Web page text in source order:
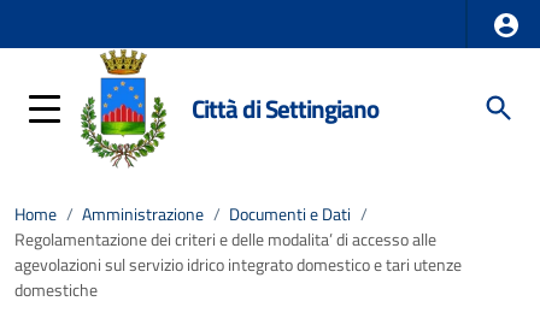
Città di Settingiano
Home / Amministrazione / Documenti e Dati /
Regolamentazione dei criteri e delle modalita’ di accesso alle
agevolazioni sul servizio idrico integrato domestico e tari utenze
domestiche